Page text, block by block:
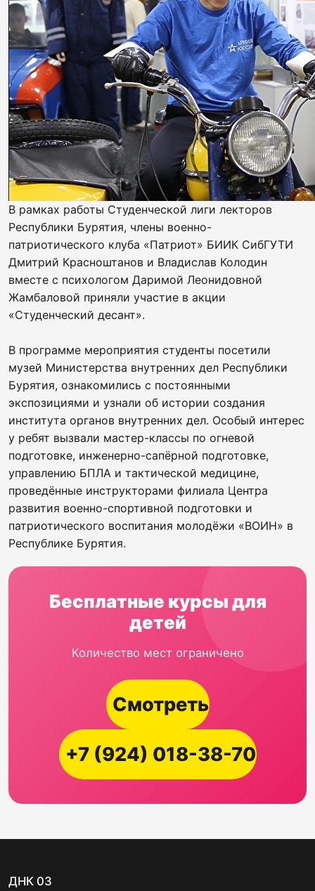
В рамках работы Студенческой лиги лекторов
Республики Бурятия, члены военно-
патриотического клуба «Патриот» БИИК СибГУТИ
Дмитрий Красноштанов и Владислав Колодин
вместе с психологом Даримой Леонидовной
Жамбаловой приняли участие в акции
«Студенческий десант».
В программе мероприятия студенты посетили
музей Министерства внутренних дел Республики
Бурятия, ознакомились с постоянными
экспозициями и узнали об истории создания
института органов внутренних дел. Особый интерес
у ребят вызвали мастер-классы по огневой
подготовке, инженерно-сапёрной подготовке,
управлению БПЛА и тактической медицине,
проведённые инструкторами филиала Центра
развития военно-спортивной подготовки и
патриотического воспитания молодёжи «ВОИН» в
Республике Бурятия.
Бесплатные курсы для
детей
Количество мест ограничено
Смотреть
+7 (924) 018-38-70
ДНК 03